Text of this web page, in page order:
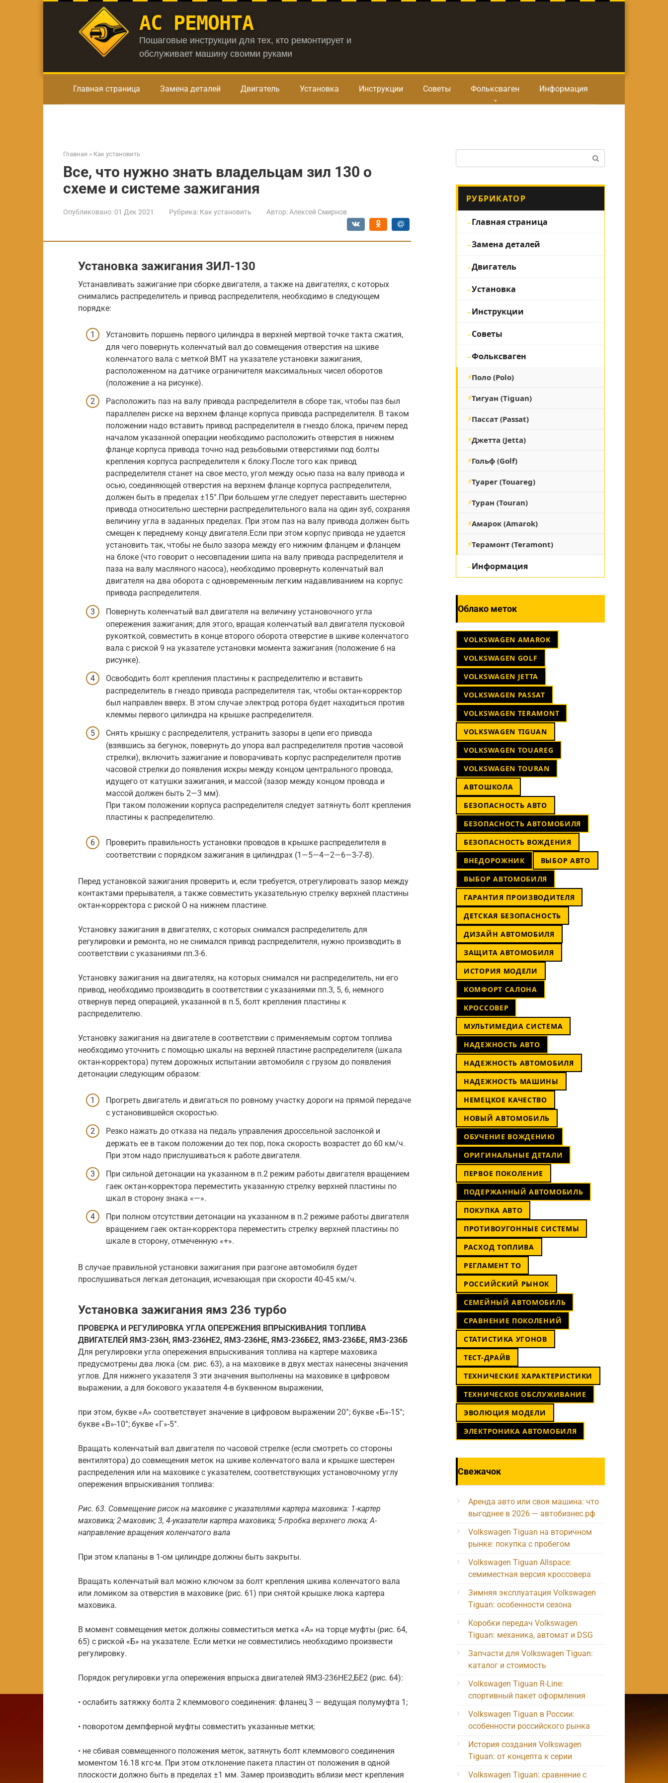
АС РЕМОНТА
Пошаговые инструкции для тех, кто ремонтирует и
обслуживает машину своими руками
Главная страница Замена деталей Двигатель Установка Инструкции Советы Фольксваген Информация
Главная » Как установить
Все, что нужно знать владельцам зил 130 о
схеме и системе зажигания
Опубликовано: 01 Дек 2021 Рубрика: Как установить Автор: Алексей Смирнов
Установка зажигания ЗИЛ-130
Устанавливать зажигание при сборке двигателя, а также на двигателях, с которых
снимались распределитель и привод распределителя, необходимо в следующем
порядке:
Установить поршень первого цилиндра в верхней мертвой точке такта сжатия,
для чего повернуть коленчатый вал до совмещения отверстия на шкиве
коленчатого вала с меткой ВМТ на указателе установки зажигания,
расположенном на датчике ограничителя максимальных чисел оборотов
(положение а на рисунке).
Расположить паз на валу привода распределителя в сборе так, чтобы паз был
параллелен риске на верхнем фланце корпуса привода распределителя. В таком
положении надо вставить привод распределителя в гнездо блока, причем перед
началом указанной операции необходимо расположить отверстия в нижнем
фланце корпуса привода точно над резьбовыми отверстиями под болты
крепления корпуса распределителя к блоку.После того как привод
распределителя станет на свое место, угол между осью паза на валу привода и
осью, соединяющей отверстия на верхнем фланце корпуса распределителя,
должен быть в пределах ±15°.При большем угле следует переставить шестерню
привода относительно шестерни распределительного вала на один зуб, сохраняя
величину угла в заданных пределах. При этом паз на валу привода должен быть
смещен к переднему концу двигателя.Если при этом корпус привода не удается
установить так, чтобы не было зазора между его нижним фланцем и фланцем
на блоке (что говорит о несовпадении шипа на валу привода распределителя и
паза на валу масляного насоса), необходимо провернуть коленчатый вал
двигателя на два оборота с одновременным легким надавливанием на корпус
привода распределителя.
Повернуть коленчатый вал двигателя на величину установочного угла
опережения зажигания; для этого, вращая коленчатый вал двигателя пусковой
рукояткой, совместить в конце второго оборота отверстие в шкиве коленчатого
вала с риской 9 на указателе установки момента зажигания (положение б на
рисунке).
Освободить болт крепления пластины к распределителю и вставить
распределитель в гнездо привода распределителя так, чтобы октан-корректор
был направлен вверх. В этом случае электрод ротора будет находиться против
клеммы первого цилиндра на крышке распределителя.
Снять крышку с распределителя, устранить зазоры в цепи его привода
(взявшись за бегунок, повернуть до упора вал распределителя против часовой
стрелки), включить зажигание и поворачивать корпус распределителя против
часовой стрелки до появления искры между концом центрального провода,
идущего от катушки зажигания, и массой (зазор между концом провода и
массой должен быть 2—3 мм).
При таком положении корпуса распределителя следует затянуть болт крепления
пластины к распределителю.
Проверить правильность установки проводов в крышке распределителя в
соответствии с порядком зажигания в цилиндрах (1—5—4—2—6—3-7-8).
Перед установкой зажигания проверить и, если требуется, отрегулировать зазор между
контактами прерывателя, а также совместить указательную стрелку верхней пластины
октан-корректора с риской О на нижнем пластине.
Установку зажигания в двигателях, с которых снимался распределитель для
регулировки и ремонта, но не снимался привод распределителя, нужно производить в
соответствии с указаниями пп.3-6.
Установку зажигания на двигателях, на которых снимался ни распределитель, ни его
привод, необходимо производить в соответствии с указаниями пп.3, 5, 6, немного
отвернув перед операцией, указанной в п.5, болт крепления пластины к
распределителю.
Установку зажигания на двигателе в соответствии с применяемым сортом топлива
необходимо уточнить с помощью шкалы на верхней пластине распределителя (шкала
октан-корректора) путем дорожных испытании автомобиля с грузом до появления
детонации следующим образом:
Прогреть двигатель и двигаться по ровному участку дороги на прямой передаче
с установившейся скоростью.
Резко нажать до отказа на педаль управления дроссельной заслонкой и
держать ее в таком положении до тех пор, пока скорость возрастет до 60 км/ч.
При этом надо прислушиваться к работе двигателя.
При сильной детонации на указанном в п.2 режим работы двигателя вращением
гаек октан-корректора переместить указанную стрелку верхней пластины по
шкал в сторону знака «—».
При полном отсутствии детонации на указанном в п.2 режиме работы двигателя
вращением гаек октан-корректора переместить стрелку верхней пластины по
шкале в сторону, отмеченную «+».
В случае правильной установки зажигания при разгоне автомобиля будет
прослушиваться легкая детонация, исчезающая при скорости 40-45 км/ч.
Установка зажигания ямз 236 турбо
ПРОВЕРКА И РЕГУЛИРОВКА УГЛА ОПЕРЕЖЕНИЯ ВПРЫСКИВАНИЯ ТОПЛИВА
ДВИГАТЕЛЕЙ ЯМЗ-236Н, ЯМЗ-236НЕ2, ЯМЗ-236НЕ, ЯМЗ-236БЕ2, ЯМЗ-236БЕ, ЯМЗ-236Б
Для регулировки угла опережения впрыскивания топлива на картере маховика
предусмотрены два люка (см. рис. 63), а на маховике в двух местах нанесены значения
углов. Для нижнего указателя 3 эти значения выполнены на маховике в цифровом
выражении, а для бокового указателя 4-в буквенном выражении,
при этом, букве «А» соответствует значение в цифровом выражении 20°; букве «Б»-15°;
букве «В»-10°; букве «Г»-5°.
Вращать коленчатый вал двигателя по часовой стрелке (если смотреть со стороны
вентилятора) до совмещения меток на шкиве коленчатого вала и крышке шестерен
распределения или на маховике с указателем, соответствующих установочному углу
опережения впрыскивания топлива:
Рис. 63. Совмещение рисок на маховике с указателями картера маховика: 1-картер
маховика; 2-маховик; 3, 4-указатели картера маховика; 5-пробка верхнего люка; А-
направление вращения коленчатого вала
При этом клапаны в 1-ом цилиндре должны быть закрыты.
Вращать коленчатый вал можно ключом за болт крепления шкива коленчатого вала
или ломиком за отверстия в маховике (рис. 61) при снятой крышке люка картера
маховика.
В момент совмещения меток должны совместиться метка «А» на торце муфты (рис. 64,
65) с риской «Б» на указателе. Если метки не совместились необходимо произвести
регулировку.
Порядок регулировки угла опережения впрыска двигателей ЯМЗ-236НЕ2,БЕ2 (рис. 64):
• ослабить затяжку болта 2 клеммового соединения: фланец 3 — ведущая полумуфта 1;
• поворотом демпферной муфты совместить указанные метки;
• не сбивая совмещенного положения меток, затянуть болт клеммового соединения
моментом 16.18 кгс-м. При этом отклонение пакета пластин от положения в одной
плоскости должно быть в пределах ±1 мм. Замер производить вблизи мест крепления
РУБРИКАТОР
Главная страница
Замена деталей
Двигатель
Установка
Инструкции
Советы
Фольксваген
Поло (Polo)
Тигуан (Tiguan)
Пассат (Passat)
Джетта (Jetta)
Гольф (Golf)
Туарег (Touareg)
Туран (Touran)
Амарок (Amarok)
Терамонт (Teramont)
Информация
Облако меток
VOLKSWAGEN AMAROK
VOLKSWAGEN GOLF
VOLKSWAGEN JETTA
VOLKSWAGEN PASSAT
VOLKSWAGEN TERAMONT
VOLKSWAGEN TIGUAN
VOLKSWAGEN TOUAREG
VOLKSWAGEN TOURAN
АВТОШКОЛА
БЕЗОПАСНОСТЬ АВТО
БЕЗОПАСНОСТЬ АВТОМОБИЛЯ
БЕЗОПАСНОСТЬ ВОЖДЕНИЯ
ВНЕДОРОЖНИК
ВЫБОР АВТО
ВЫБОР АВТОМОБИЛЯ
ГАРАНТИЯ ПРОИЗВОДИТЕЛЯ
ДЕТСКАЯ БЕЗОПАСНОСТЬ
ДИЗАЙН АВТОМОБИЛЯ
ЗАЩИТА АВТОМОБИЛЯ
ИСТОРИЯ МОДЕЛИ
КОМФОРТ САЛОНА
КРОССОВЕР
МУЛЬТИМЕДИА СИСТЕМА
НАДЕЖНОСТЬ АВТО
НАДЕЖНОСТЬ АВТОМОБИЛЯ
НАДЕЖНОСТЬ МАШИНЫ
НЕМЕЦКОЕ КАЧЕСТВО
НОВЫЙ АВТОМОБИЛЬ
ОБУЧЕНИЕ ВОЖДЕНИЮ
ОРИГИНАЛЬНЫЕ ДЕТАЛИ
ПЕРВОЕ ПОКОЛЕНИЕ
ПОДЕРЖАННЫЙ АВТОМОБИЛЬ
ПОКУПКА АВТО
ПРОТИВОУГОННЫЕ СИСТЕМЫ
РАСХОД ТОПЛИВА
РЕГЛАМЕНТ ТО
РОССИЙСКИЙ РЫНОК
СЕМЕЙНЫЙ АВТОМОБИЛЬ
СРАВНЕНИЕ ПОКОЛЕНИЙ
СТАТИСТИКА УГОНОВ
ТЕСТ-ДРАЙВ
ТЕХНИЧЕСКИЕ ХАРАКТЕРИСТИКИ
ТЕХНИЧЕСКОЕ ОБСЛУЖИВАНИЕ
ЭВОЛЮЦИЯ МОДЕЛИ
ЭЛЕКТРОНИКА АВТОМОБИЛЯ
Свежачок
Аренда авто или своя машина: что
выгоднее в 2026 — автобизнес.рф
Volkswagen Tiguan на вторичном
рынке: покупка с пробегом
Volkswagen Tiguan Allspace:
семиместная версия кроссовера
Зимняя эксплуатация Volkswagen
Tiguan: особенности сезона
Коробки передач Volkswagen
Tiguan: механика, автомат и DSG
Запчасти для Volkswagen Tiguan:
каталог и стоимость
Volkswagen Tiguan R-Line:
спортивный пакет оформления
Volkswagen Tiguan в России:
особенности российского рынка
История создания Volkswagen
Tiguan: от концепта к серии
Volkswagen Tiguan: сравнение с